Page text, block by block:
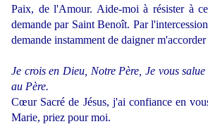
Paix, de l'Amour. Aide-moi à résister à
demande par Saint Benoît. Par
demande instamment de daigner
Je crois en Dieu, Notre Père, Je vous
au Père.
Cœur Sacré de Jésus, j'ai confiance en
Marie, priez pour moi.